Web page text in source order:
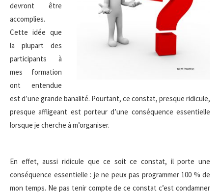
devront être
accomplies.
Cette idée que
la plupart des
participants à
mes formation
ont entendue
est d’une grande banalité. Pourtant, ce constat, presque ridicule,
presque affligeant est porteur d’une conséquence essentielle
lorsque je cherche à m’organiser.
En effet, aussi ridicule que ce soit ce constat, il porte une
conséquence essentielle : je ne peux pas programmer 100 % de
mon temps. Ne pas tenir compte de ce constat c’est condamner